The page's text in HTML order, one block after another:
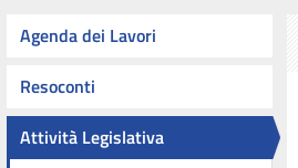
Agenda dei Lavori
Resoconti
Attività Legislativa